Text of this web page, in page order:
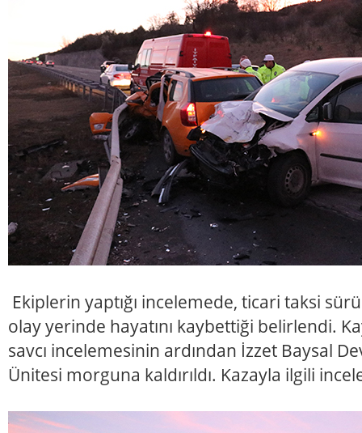
Ekiplerin yaptığı incelemede, ticari taksi
olay yerinde hayatını kaybettiği belirlendi.
savcı incelemesinin ardından İzzet Baysal
Ünitesi morguna kaldırıldı. Kazayla ilgili